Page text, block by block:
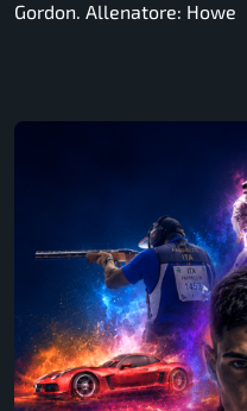
Gordon. Allenatore: Howe